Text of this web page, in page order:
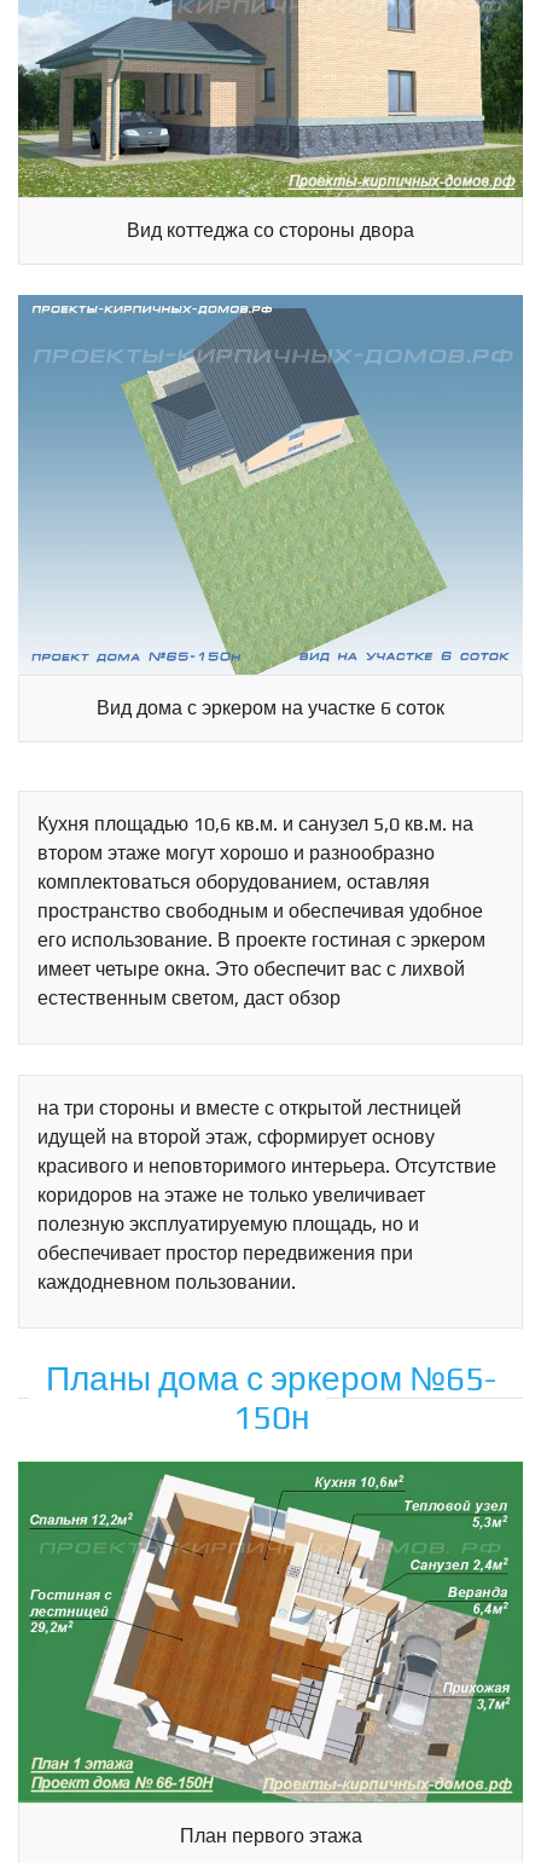
Вид коттеджа со стороны двора
Вид дома с эркером на участке 6 соток
Кухня площадью 10,6 кв.м. и санузел 5,0 кв.м. на
втором этаже могут хорошо и разнообразно
комплектоваться оборудованием, оставляя
пространство свободным и обеспечивая удобное
его использование. В проекте гостиная с эркером
имеет четыре окна. Это обеспечит вас с лихвой
естественным светом, даст обзор
на три стороны и вместе с открытой лестницей
идущей на второй этаж, сформирует основу
красивого и неповторимого интерьера. Отсутствие
коридоров на этаже не только увеличивает
полезную эксплуатируемую площадь, но и
обеспечивает простор передвижения при
каждодневном пользовании.
Планы дома с эркером №65-
150н
План первого этажа